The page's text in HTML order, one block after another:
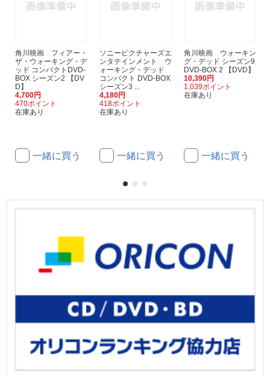
角川映画 フィアー・
ザ・ウォーキング・デ
ッド コンパクトDVD-
BOX シーズン2 【DV
D】
4,700円
470ポイント
在庫あり
一緒に買う
ソニーピクチャーズエ
ンタテインメント ウ
ォーキング・デッド
コンパクト DVD-BOX
シーズン3 ...
4,180円
418ポイント
在庫あり
一緒に買う
角川映画 ウォーキン
グ・デッド シーズン9
DVD-BOX 2 【DVD】
10,390円
1,039ポイント
在庫あり
一緒に買う